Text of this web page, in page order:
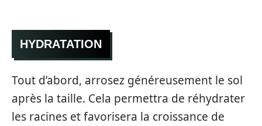
HYDRATATION
Tout d’abord, arrosez généreusement le sol
après la taille. Cela permettra de réhydrater
les racines et favorisera la croissance de